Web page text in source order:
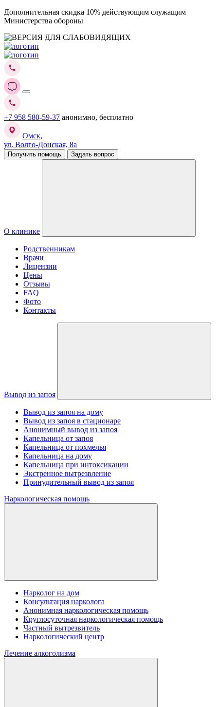
Дополнительная скидка 10% действующим служащим
Министерства обороны
+7 958 580-59-37 анонимно, бесплатно
Омск,
ул. Волго-Донская, 8а
Получить помощь Задать вопрос
О клинике
Родственникам
Врачи
Лицензии
Цены
Отзывы
FAQ
Фото
Контакты
Вывод из запоя
Вывод из запоя на дому
Вывод из запоя в стационаре
Анонимный вывод из запоя
Капельница от запоя
Капельница от похмелья
Капельница на дому
Капельница при интоксикации
Экстренное вытрезвление
Принудительный вывод из запоя
Наркологическая помощь
Нарколог на дом
Консультация нарколога
Анонимная наркологическая помощь
Круглосуточная наркологическая помощь
Частный вытрезвитель
Наркологический центр
Лечение алкоголизма